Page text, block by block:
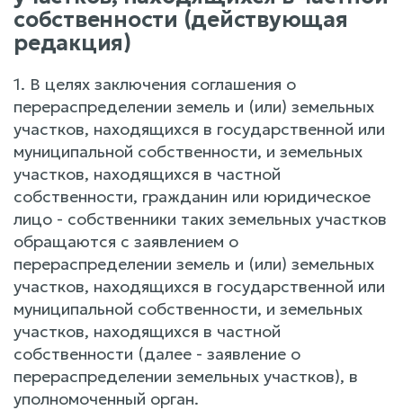
собственности (действующая
редакция)
1. В целях заключения соглашения о
перераспределении земель и (или) земельных
участков, находящихся в государственной или
муниципальной собственности, и земельных
участков, находящихся в частной
собственности, гражданин или юридическое
лицо - собственники таких земельных участков
обращаются с заявлением о
перераспределении земель и (или) земельных
участков, находящихся в государственной или
муниципальной собственности, и земельных
участков, находящихся в частной
собственности (далее - заявление о
перераспределении земельных участков), в
уполномоченный орган.